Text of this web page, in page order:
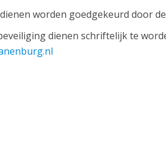
worden goedgekeurd door
dienen schriftelijk te